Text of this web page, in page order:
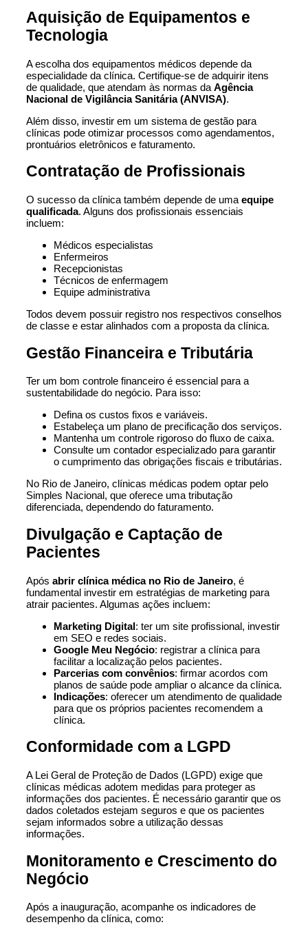
Aquisição de Equipamentos e
Tecnologia
A escolha dos equipamentos médicos depende da
especialidade da clínica. Certifique-se de adquirir itens
de qualidade, que atendam às normas da Agência
Nacional de Vigilância Sanitária(ANVISA).
Além disso, investir em um sistema de gestão para
clínicas pode otimizar processos como agendamentos,
prontuários eletrônicos e faturamento.
Contratação de Profissionais
O sucesso da clínica também depende de uma equipe
qualificada. Alguns dos profissionais essenciais
incluem:
Médicos especialistas
Enfermeiros
Recepcionistas
Técnicos de enfermagem
Equipe administrativa
Todos devem possuir registro nos respectivos conselhos
de classe e estar alinhados com a proposta da clínica.
Gestão Financeira e Tributária
Ter um bom controle financeiro é essencial para a
sustentabilidade do negócio. Para isso:
Defina os custos fixos e variáveis.
Estabeleça um plano de precificação dos serviços.
Mantenha um controle rigoroso do fluxo de caixa.
Consulte um contador especializado para garantir
o cumprimento das obrigações fiscais e tributárias.
No Rio de Janeiro, clínicas médicas podem optar pelo
Simples Nacional, que oferece uma tributação
diferenciada, dependendo do faturamento.
Divulgação e Captação de
Pacientes
Após abrir clínica médica no Rio de Janeiro, é
fundamental investir em estratégias de marketing para
atrair pacientes. Algumas ações incluem:
Marketing Digital: ter um site profissional, investir
em SEO e redes sociais.
Google Meu Negócio: registrar a clínica para
facilitar a localização pelos pacientes.
Parcerias com convênios: firmar acordos com
planos de saúde pode ampliar o alcance da clínica.
Indicações: oferecer um atendimento de qualidade
para que os próprios pacientes recomendem a
clínica.
Conformidade com a LGPD
A Lei Geral de Proteção de Dados (LGPD) exige que
clínicas médicas adotem medidas para proteger as
informações dos pacientes. É necessário garantir que os
dados coletados estejam seguros e que os pacientes
sejam informados sobre a utilização dessas
informações.
Monitoramento e Crescimento do
Negócio
Após a inauguração, acompanhe os indicadores de
desempenho da clínica, como: